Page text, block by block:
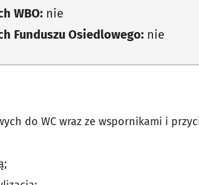
WBO: nie
Funduszu Osiedlowego: nie
do WC wraz ze wspornikami i